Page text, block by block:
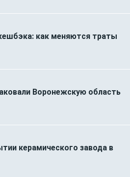
как меняются траты
Воронежскую область
керамического завода в